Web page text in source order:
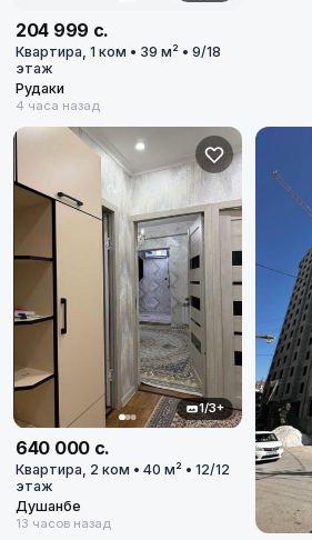
204 999 с.
Квартира, 1 ком • 39 м² • 9/18
этаж
Рудаки
4 часа назад
1/3+
640 000 с.
Квартира, 2 ком • 40 м² • 12/12
этаж
Душанбе
13 часов назад